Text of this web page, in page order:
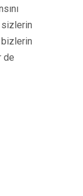
de